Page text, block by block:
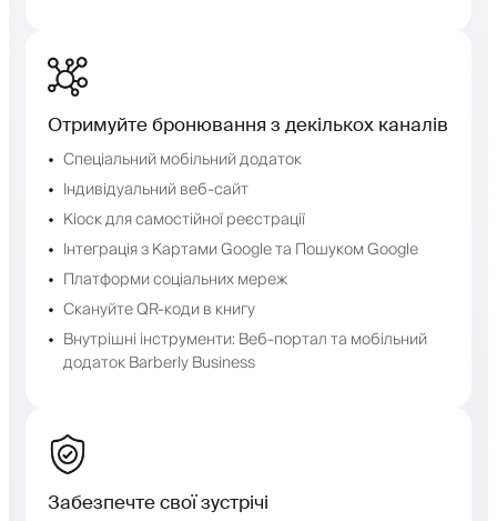
Отримуйте бронювання з декількох каналів
Спеціальний мобільний додаток
Індивідуальний веб-сайт
Кіоск для самостійної реєстрації
Інтеграція з Картами Google та Пошуком Google
Платформи соціальних мереж
Скануйте QR-коди в книгу
Внутрішні інструменти: Веб-портал та мобільний
додаток Barberly Business
Забезпечте свої зустрічі